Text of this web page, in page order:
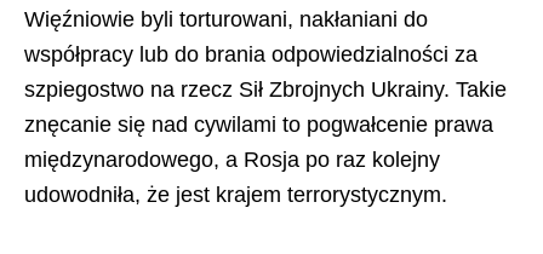
Więźniowie byli torturowani, nakłaniani do
współpracy lub do brania odpowiedzialności za
szpiegostwo na rzecz Sił Zbrojnych Ukrainy. Takie
znęcanie się nad cywilami to pogwałcenie prawa
międzynarodowego, a Rosja po raz kolejny
udowodniła, że jest krajem terrorystycznym.